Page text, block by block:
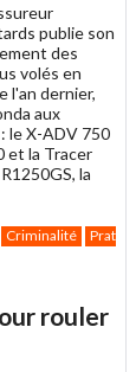
publie son
des
volés en
l'an dernier,
aux
le X-ADV 750
et la Tracer
la
Criminalité
rouler